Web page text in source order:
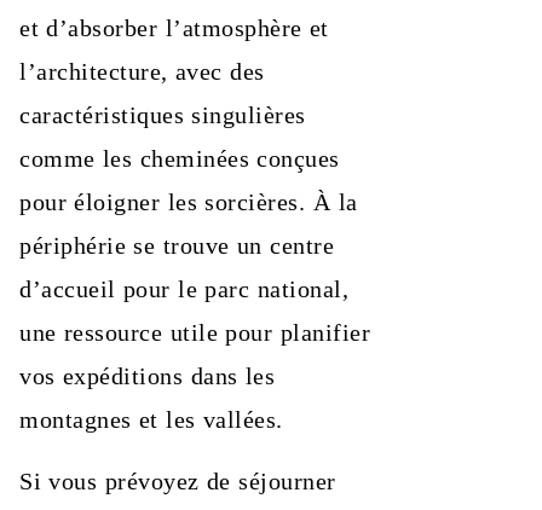
et d’absorber l’atmosphère et
l’architecture, avec des
caractéristiques singulières
comme les cheminées conçues
pour éloigner les sorcières. À la
périphérie se trouve un centre
d’accueil pour le parc national,
une ressource utile pour planifier
vos expéditions dans les
montagnes et les vallées.
Si vous prévoyez de séjourner